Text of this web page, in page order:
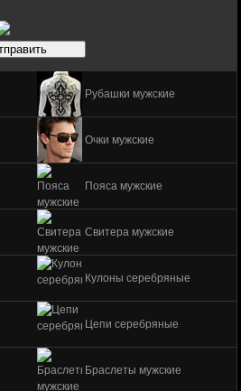
Рубашки мужские
Очки мужские
Пояса мужские
Свитера мужские
Кулоны серебряные
Цепи серебряные
Браслеты мужские